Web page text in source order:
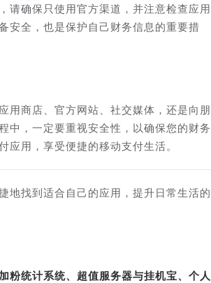
请确保只使用官方渠道，并注意检查应用
安全，也是保护自己财务信息的重要措
用商店、官方网站、社交媒体，还是向朋
中，一定要重视安全性，以确保您的财务
用，享受便捷的移动支付生活。
地找到适合自己的应用，提升日常生活的
粉统计系统、超值服务器与挂机宝、个人